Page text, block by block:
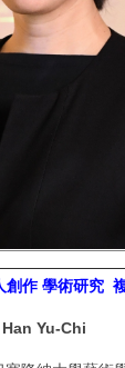
創作 學術研究
Han Yu-Chi